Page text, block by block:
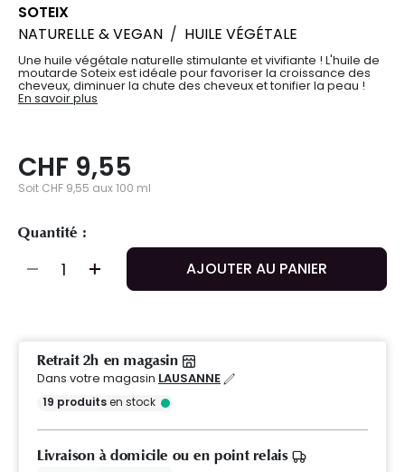
SOTEIX
NATURELLE & VEGAN / HUILE VÉGÉTALE
Une huile végétale naturelle stimulante et vivifiante ! L'huile de
moutarde Soteix est idéale pour favoriser la croissance des
cheveux, diminuer la chute des cheveux et tonifier la peau !
En savoir plus
CHF 9,55
Soit CHF 9,55 aux 100 ml
Quantité :
AJOUTER AU PANIER
Retrait 2h en magasin
Dans votre magasin LAUSANNE
19 produitsen stock
Livraison à domicile ou en point relais